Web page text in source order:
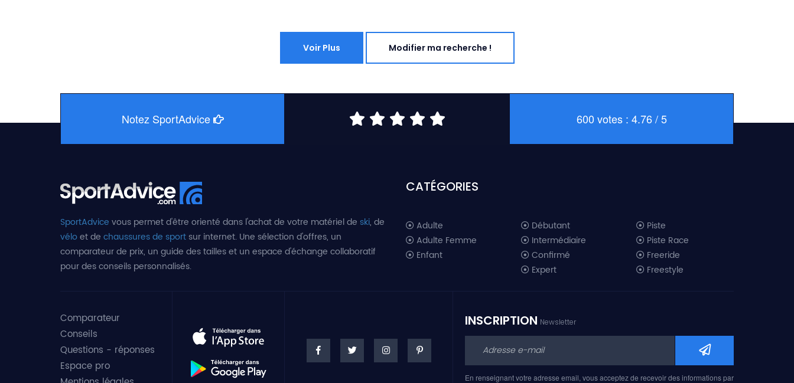
Voir Plus Modifier ma recherche !
Notez SportAdvice 600 votes : 4.76 / 5
SportAdvice vous permet d'être orienté dans l'achat de votre matériel de ski, de
véloet de chaussures de sportsur internet. Une sélection d'offres, un
comparateur de prix, un guide des tailles et un espace d'échange collaboratif
pour des conseils personnalisés.
CATÉGORIES
Adulte
Adulte Femme
Enfant
Débutant
Intermédiaire
Confirmé
Expert
Piste
Piste Race
Freeride
Freestyle
Ski freeride 2019
Ski freestyle 2019
Comparateur
Conseils
Questions - réponses
Espace pro
INSCRIPTION Newsletter
En renseignant votre adresse email, vous acceptez de recevoir des informations par